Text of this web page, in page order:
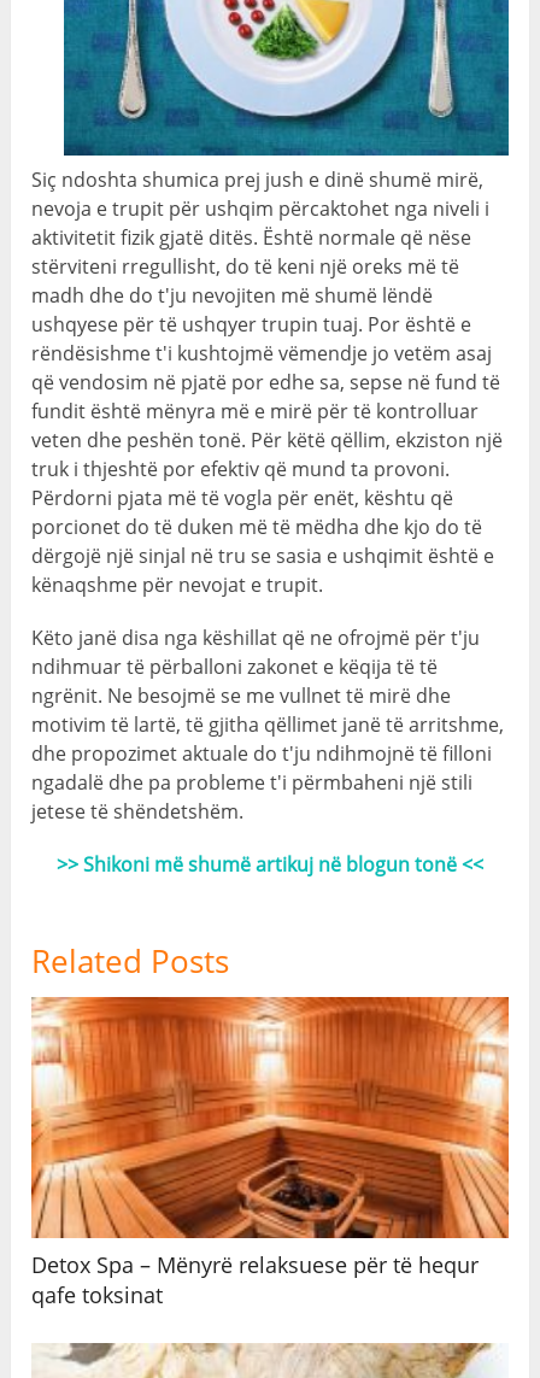
Siç ndoshta shumica prej jush e dinë shumë mirë,
nevoja e trupit për ushqim përcaktohet nga niveli i
aktivitetit fizik gjatë ditës. Është normale që nëse
stërviteni rregullisht, do të keni një oreks më të
madh dhe do t'ju nevojiten më shumë lëndë
ushqyese për të ushqyer trupin tuaj. Por është e
rëndësishme t'i kushtojmë vëmendje jo vetëm asaj
që vendosim në pjatë por edhe sa, sepse në fund të
fundit është mënyra më e mirë për të kontrolluar
veten dhe peshën tonë. Për këtë qëllim, ekziston një
truk i thjeshtë por efektiv që mund ta provoni.
Përdorni pjata më të vogla për enët, kështu që
porcionet do të duken më të mëdha dhe kjo do të
dërgojë një sinjal në tru se sasia e ushqimit është e
kënaqshme për nevojat e trupit.
Këto janë disa nga këshillat që ne ofrojmë për t'ju
ndihmuar të përballoni zakonet e këqija të të
ngrënit. Ne besojmë se me vullnet të mirë dhe
motivim të lartë, të gjitha qëllimet janë të arritshme,
dhe propozimet aktuale do t'ju ndihmojnë të filloni
ngadalë dhe pa probleme t'i përmbaheni një stili
jetese të shëndetshëm.
>> Shikoni më shumë artikuj në blogun tonë <<
Related Posts
Detox Spa – Mënyrë relaksuese për të hequr
qafe toksinat